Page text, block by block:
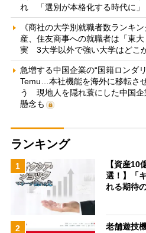
れ 「選別が本格化する時代に」
《商社の大学別就職者数ランキ
産、住友商事への就職者は「東
実 3大学以外で強い大学はどこ
急増する中国企業の“国籍ロンダ
Temu…本社機能を海外に移転さ
う 現地人を隠れ蓑にした中国企
懸念も
ランキング
1
【資産10
選！】「
れる期待
2
老舗遊技